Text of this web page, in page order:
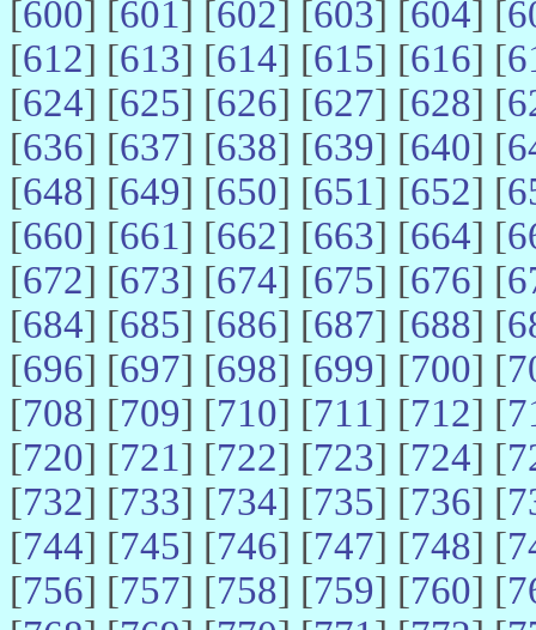
[600] [601] [602] [603] [604] [
[612] [613] [614] [615] [616] [
[624] [625] [626] [627] [628] [
[636] [637] [638] [639] [640] [
[648] [649] [650] [651] [652] [
[660] [661] [662] [663] [664] [
[672] [673] [674] [675] [676] [
[684] [685] [686] [687] [688] [
[696] [697] [698] [699] [700] [
[708] [709] [710] [711] [712] [
[720] [721] [722] [723] [724] [
[732] [733] [734] [735] [736] [
[744] [745] [746] [747] [748] [
[756] [757] [758] [759] [760] [